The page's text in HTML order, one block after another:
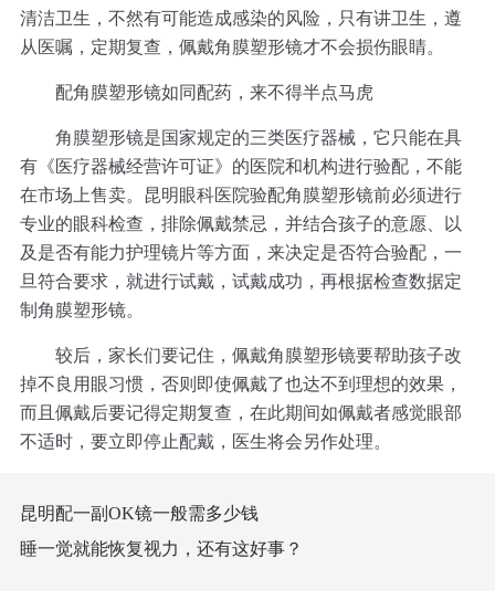
清洁卫生，不然有可能造成感染的风险，只有讲卫生，遵
从医嘱，定期复查，佩戴角膜塑形镜才不会损伤眼睛。
配角膜塑形镜如同配药，来不得半点马虎
角膜塑形镜是国家规定的三类医疗器械，它只能在具
有《医疗器械经营许可证》的医院和机构进行验配，不能
在市场上售卖。昆明眼科医院验配角膜塑形镜前必须进行
专业的眼科检查，排除佩戴禁忌，并结合孩子的意愿、以
及是否有能力护理镜片等方面，来决定是否符合验配，一
旦符合要求，就进行试戴，试戴成功，再根据检查数据定
制角膜塑形镜。
较后，家长们要记住，佩戴角膜塑形镜要帮助孩子改
掉不良用眼习惯，否则即使佩戴了也达不到理想的效果，
而且佩戴后要记得定期复查，在此期间如佩戴者感觉眼部
不适时，要立即停止配戴，医生将会另作处理。
昆明配一副OK镜一般需多少钱
睡一觉就能恢复视力，还有这好事？